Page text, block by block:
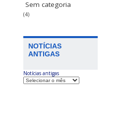
Sem categoria
(4)
NOTÍCIAS
ANTIGAS
Notícias antigas